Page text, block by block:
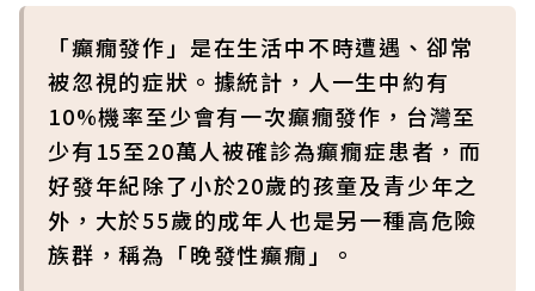
「癲癇發作」是在生活中不時遭遇、卻常
被忽視的症狀。據統計，人一生中約有
10%機率至少會有一次癲癇發作，台灣至
少有15至20萬人被確診為癲癇症患者，而
好發年紀除了小於20歲的孩童及青少年之
外，大於55歲的成年人也是另一種高危險
族群，稱為「晚發性癲癇」。